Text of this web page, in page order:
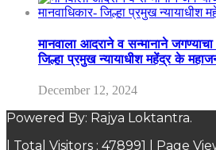
मानवाला आदराने व सन्मानाने
जिल्हा प्रमुख न्यायाधीश महेंद्र के
December 12, 2024
Powered By: Rajya Loktantra.
| Total Visitors : 478991 | Page